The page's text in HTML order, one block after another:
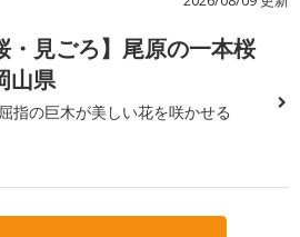
・見ごろ】尾原の一本桜
山県
指の巨木が美しい花を咲かせる